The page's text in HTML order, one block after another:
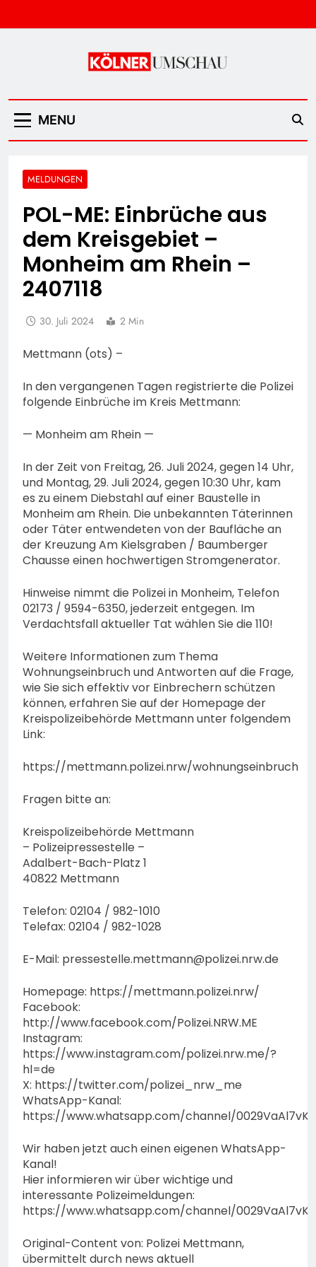
to
Kölner Umschau
MENU
MELDUNGEN
POL-ME: Einbrüche aus
dem Kreisgebiet –
Monheim am Rhein –
2407118
30. Juli 2024 2 Min
Mettmann (ots) –
In den vergangenen Tagen registrierte die Polizei
folgende Einbrüche im Kreis Mettmann:
— Monheim am Rhein —
In der Zeit von Freitag, 26. Juli 2024, gegen 14 Uhr,
und Montag, 29. Juli 2024, gegen 10:30 Uhr, kam
es zu einem Diebstahl auf einer Baustelle in
Monheim am Rhein. Die unbekannten Täterinnen
oder Täter entwendeten von der Baufläche an
der Kreuzung Am Kielsgraben / Baumberger
Chausse einen hochwertigen Stromgenerator.
Hinweise nimmt die Polizei in Monheim, Telefon
02173 / 9594-6350, jederzeit entgegen. Im
Verdachtsfall aktueller Tat wählen Sie die 110!
Weitere Informationen zum Thema
Wohnungseinbruch und Antworten auf die Frage,
wie Sie sich effektiv vor Einbrechern schützen
können, erfahren Sie auf der Homepage der
Kreispolizeibehörde Mettmann unter folgendem
Link:
https://mettmann.polizei.nrw/wohnungseinbruch
Fragen bitte an:
Kreispolizeibehörde Mettmann
– Polizeipressestelle –
Adalbert-Bach-Platz 1
40822 Mettmann
Telefon: 02104 / 982-1010
Telefax: 02104 / 982-1028
E-Mail: pressestelle.mettmann@polizei.nrw.de
Homepage: https://mettmann.polizei.nrw/
Facebook:
http://www.facebook.com/Polizei.NRW.ME
Instagram:
https://www.instagram.com/polizei.nrw.me/?
hl=de
X: https://twitter.com/polizei_nrw_me
WhatsApp-Kanal:
https://www.whatsapp.com/channel/
Wir haben jetzt auch einen eigenen WhatsApp-
Kanal!
Hier informieren wir über wichtige und
interessante Polizeimeldungen:
https://www.whatsapp.com/channel/
Original-Content von: Polizei Mettmann,
übermittelt durch news aktuell